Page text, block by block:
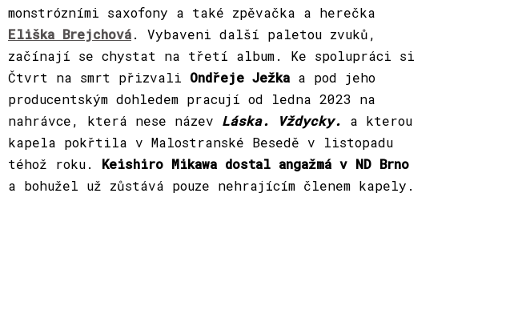
monstrózními saxofony a také zpěvačka a herečka
Eliška Brejchová. Vybaveni další paletou zvuků,
začínají se chystat na třetí album. Ke spolupráci si
Čtvrt na smrt přizvali Ondřeje Ježka a pod jeho
producentským dohledem pracují od ledna 2023 na
nahrávce, která nese název Láska. Vždycky. a kterou
kapela pokřtila v Malostranské Besedě v listopadu
téhož roku. Keishiro Mikawa dostal angažmá v ND Brno
a bohužel už zůstává pouze nehrajícím členem kapely.